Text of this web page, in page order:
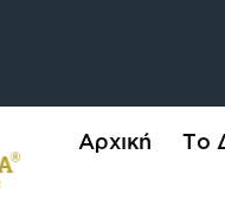
Αρχική Το